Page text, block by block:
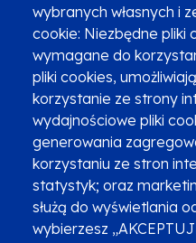
wybranych własnych i
cookie: Niezbędne pliki
wymagane do
pliki cookies,
korzystanie ze strony
wydajnościowe pliki
generowania
korzystaniu ze stron
statystyk; oraz
służą do wyświetlania
wybierzesz
Zgłoszenia podejrzenia
Newsletter
Najczęściej zadawane